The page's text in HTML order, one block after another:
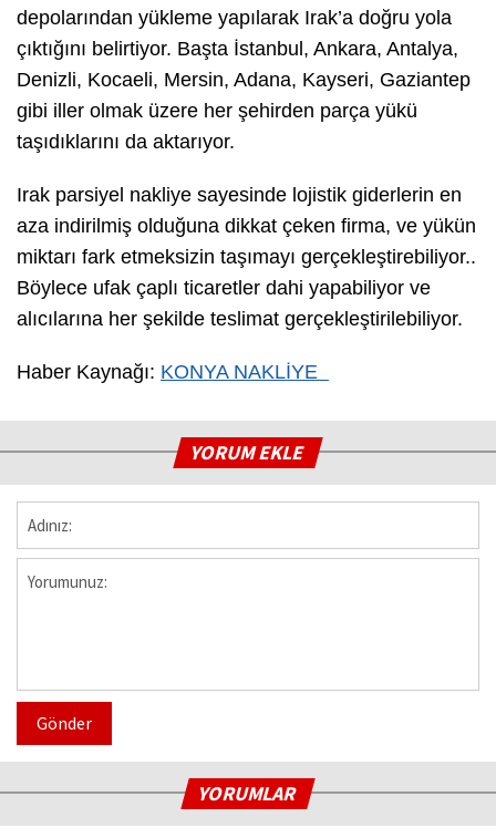
depolarından yükleme yapılarak Irak’a doğru yola
çıktığını belirtiyor. Başta İstanbul, Ankara, Antalya,
Denizli, Kocaeli, Mersin, Adana, Kayseri, Gaziantep
gibi iller olmak üzere her şehirden parça yükü
taşıdıklarını da aktarıyor.
Irak parsiyel nakliye sayesinde lojistik giderlerin en
aza indirilmiş olduğuna dikkat çeken firma, ve yükün
miktarı fark etmeksizin taşımayı gerçekleştirebiliyor..
Böylece ufak çaplı ticaretler dahi yapabiliyor ve
alıcılarına her şekilde teslimat gerçekleştirilebiliyor.
Haber Kaynağı: KONYA NAKLİYE
YORUM EKLE
Gönder
YORUMLAR